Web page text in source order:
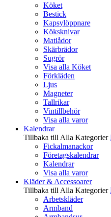
Köket
Bestick
Kapsylöppnare
Köksknivar
Matlådor
Skärbrädor
Sugrör
Visa alla Köket
Förkläden
Ljus
Magneter
Tallrikar
Vintillbehör
Visa alla varor
Kalendrar
Tillbaka till Alla Kategorier
Fickalmanackor
Företagskalendrar
Kalendrar
Visa alla varor
Kläder & Accessoarer
Tillbaka till Alla Kategorier
Arbetskläder
Armband